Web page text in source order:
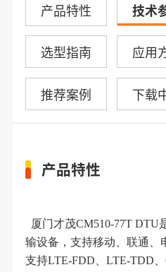
产品特性 技术
选型指南 应用
推荐案例 下载
产品特性
厦门才茂CM510-77T DTU
输设备 ， 支持移动、联通、
支持LTE-FDD、LTE-TDD